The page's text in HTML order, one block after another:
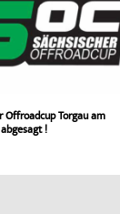
Offroadcup Torgau am
!